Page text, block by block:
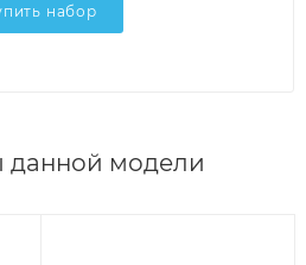
набор
данной модели